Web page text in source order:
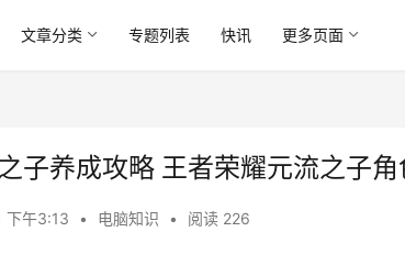
文章分类 专题列表 快讯 更多页面
子养成攻略 王者荣耀元流之子
下午3:13 • 电脑知识 • 阅读 226